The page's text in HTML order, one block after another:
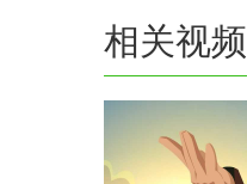
相关视频